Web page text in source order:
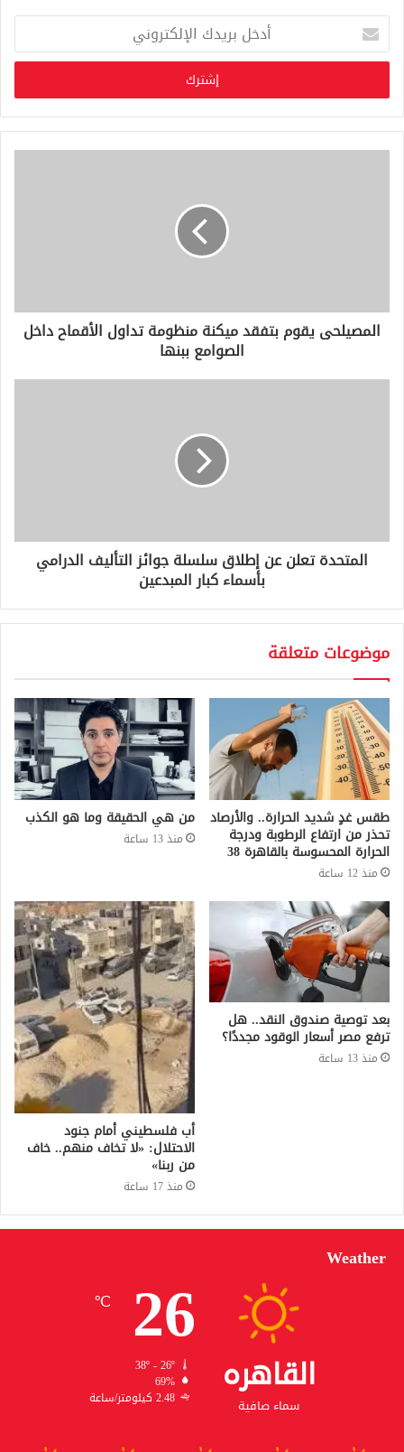
خ
ب
ر
ي
د
ر
المصيلحى يقوم بتفقد ميكنة منظومة تداول الأقماح داخل
الصوامع ببنها
المتحدة تعلن عن إطلاق سلسلة جوائز التأليف الدرامي
بأسماء كبار المبدعين
موضوعات متعلقة
طقس غدٍ شديد الحرارة.. والأرصاد
تحذر من ارتفاع الرطوبة ودرجة
الحرارة المحسوسة بالقاهرة 38
منذ 12 ساعة
من هي الحقيقة وما هو الكذب
منذ 13 ساعة
بعد توصية صندوق النقد.. هل
ترفع مصر أسعار الوقود مجددًا؟
منذ 13 ساعة
أب فلسطيني أمام جنود
الاحتلال: «لا تخاف منهم.. خاف
من ربنا»
منذ 17 ساعة
Weather
القاهره
سماء صافية
26
℃
38º - 26º
69%
2.48 كيلومتر/ساعة